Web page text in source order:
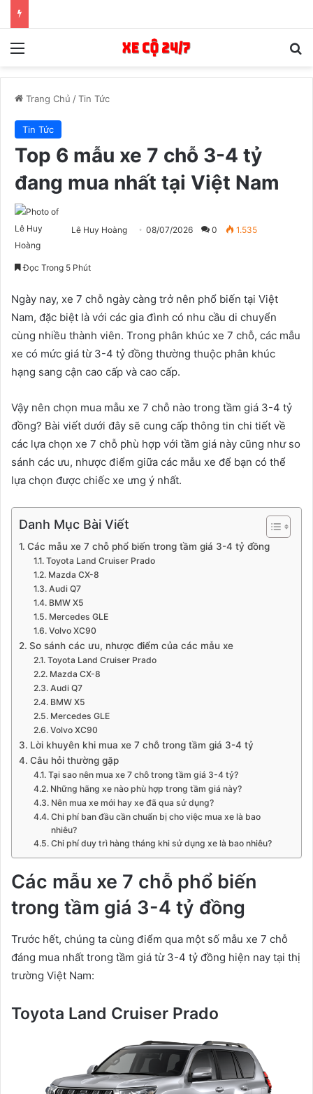
Menu
Trang Chủ /Tin Tức
Tin Tức
Top 6 mẫu xe 7 chỗ 3-4 tỷ
đang mua nhất tại Việt Nam
Lê Huy Hoàng 08/07/2026 0 1.535
Đọc Trong 5 Phút
Ngày nay, xe 7 chỗ ngày càng trở nên phổ biến tại Việt
Nam, đặc biệt là với các gia đình có nhu cầu di chuyển
cùng nhiều thành viên. Trong phân khúc xe 7 chỗ, các mẫu
xe có mức giá từ 3-4 tỷ đồng thường thuộc phân khúc
hạng sang cận cao cấp và cao cấp.
Vậy nên chọn mua mẫu xe 7 chỗ nào trong tầm giá 3-4 tỷ
đồng? Bài viết dưới đây sẽ cung cấp thông tin chi tiết về
các lựa chọn xe 7 chỗ phù hợp với tầm giá này cũng như so
sánh các ưu, nhược điểm giữa các mẫu xe để bạn có thể
lựa chọn được chiếc xe ưng ý nhất.
Danh Mục Bài Viết
Các mẫu xe 7 chỗ phổ biến trong tầm giá 3-4 tỷ đồng
Toyota Land Cruiser Prado
Mazda CX-8
Audi Q7
BMW X5
Mercedes GLE
Volvo XC90
So sánh các ưu, nhược điểm của các mẫu xe
Toyota Land Cruiser Prado
Mazda CX-8
Audi Q7
BMW X5
Mercedes GLE
Volvo XC90
Lời khuyên khi mua xe 7 chỗ trong tầm giá 3-4 tỷ
Câu hỏi thường gặp
Tại sao nên mua xe 7 chỗ trong tầm giá 3-4 tỷ?
Những hãng xe nào phù hợp trong tầm giá này?
Nên mua xe mới hay xe đã qua sử dụng?
Chi phí ban đầu cần chuẩn bị cho việc mua xe là bao
nhiêu?
Chi phí duy trì hàng tháng khi sử dụng xe là bao nhiêu?
Các mẫu xe 7 chỗ phổ biến
trong tầm giá 3-4 tỷ đồng
Trước hết, chúng ta cùng điểm qua một số mẫu xe 7 chỗ
đáng mua nhất trong tầm giá từ 3-4 tỷ đồng hiện nay tại thị
trường Việt Nam:
Toyota Land Cruiser Prado